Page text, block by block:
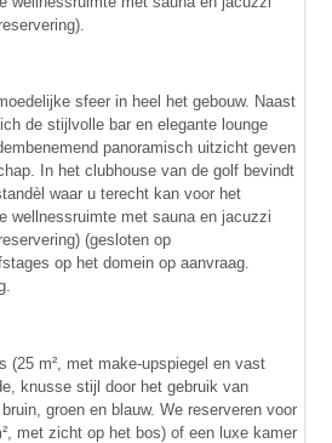
sfeer in heel het gebouw. Naast
de stijlvolle bar en elegante lounge
panoramisch uitzicht geven
In het clubhouse van de golf bevindt
waar u terecht kan voor het
wellnessruimte met sauna en jacuzzi
(gesloten op
op het domein op aanvraag.
(25 m², met make-upspiegel en vast
knusse stijl door het gebruik van
groen en blauw. We reserveren voor
met zicht op het bos) of een luxe kamer